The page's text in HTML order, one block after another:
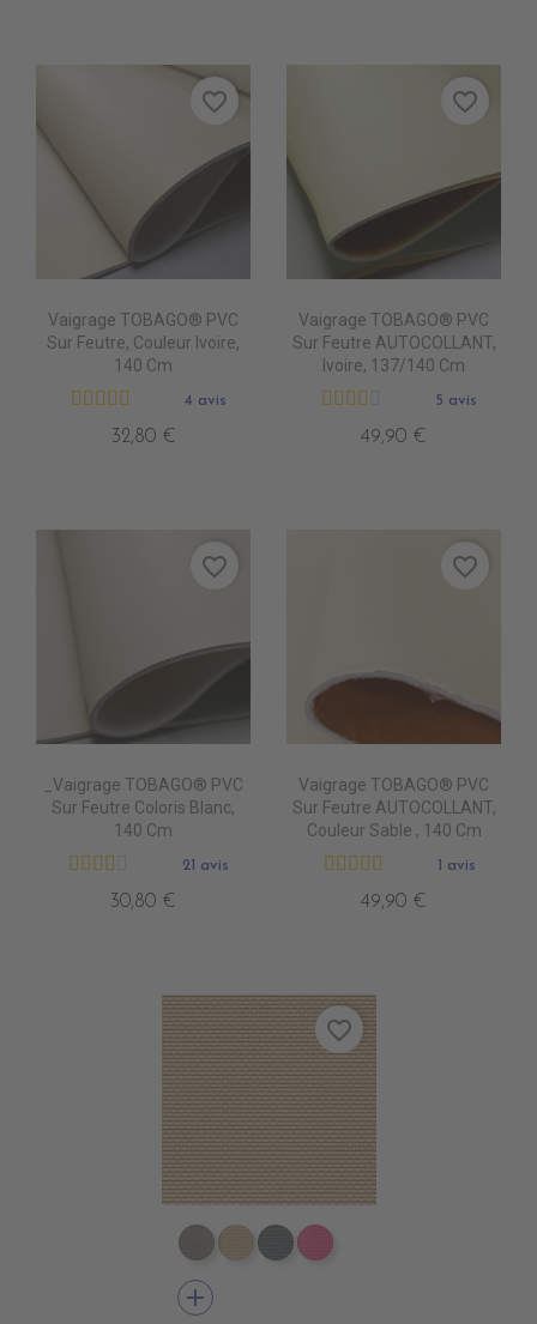
Vaigrage TOBAGO® PVC
Sur Feutre, Couleur Ivoire,
140 Cm
4 avis
32,80 €
favorite_border
Vaigrage TOBAGO® PVC
Sur Feutre AUTOCOLLANT,
Ivoire, 137/140 Cm
5 avis
49,90 €
favorite_border
_Vaigrage TOBAGO® PVC
Sur Feutre Coloris Blanc,
140 Cm
21 avis
30,80 €
favorite_border
Vaigrage TOBAGO® PVC
Sur Feutre AUTOCOLLANT,
Couleur Sable , 140 Cm
1 avis
49,90 €
favorite_border
DB0104 TAUPE
DB0113 BEIGE
DB0114 GRIS FONCE
DB0112 FUSHIA
add
favorite_border